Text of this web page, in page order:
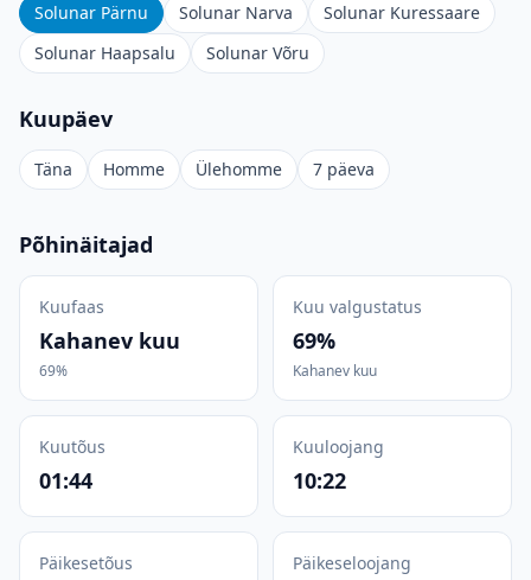
Solunar Pärnu
Solunar Narva
Solunar Kuressaare
Solunar Haapsalu
Solunar Võru
Kuupäev
Täna Homme Ülehomme 7 päeva
Põhinäitajad
Kuufaas
Kahanev kuu
69%
Kuu valgustatus
69%
Kahanev kuu
Kuutõus
01:44
Kuuloojang
10:22
Päikesetõus Päikeseloojang